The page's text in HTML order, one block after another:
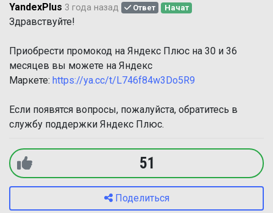
YandexPlus 3 года назад Ответ Начат
Здравствуйте!
Приобрести промокод на Яндекс Плюс на 30 и 36
месяцев вы можете на Яндекс
Маркете: https://ya.cc/t/L746f84w3Do5R9
Если появятся вопросы, пожалуйста, обратитесь в
службу поддержки Яндекс Плюс.
51
Поделиться